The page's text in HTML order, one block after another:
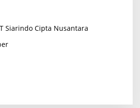
Siarindo Cipta Nusantara